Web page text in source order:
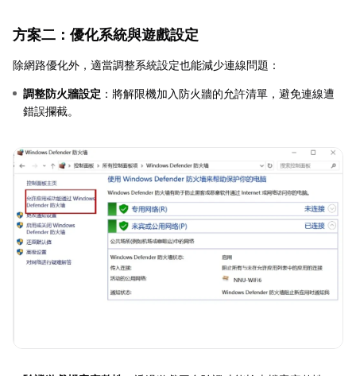
方案二：優化系統與遊戲設定
除網路優化外，適當調整系統設定也能減少連線問題：
調整防火牆設定 ：將解限機加入防火牆的允許清單，避免連線遭
錯誤攔截。